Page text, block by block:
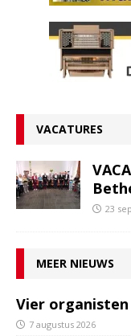
VACATURES
23
MEER NIEUWS
Vier organisten
7 augustus 2026